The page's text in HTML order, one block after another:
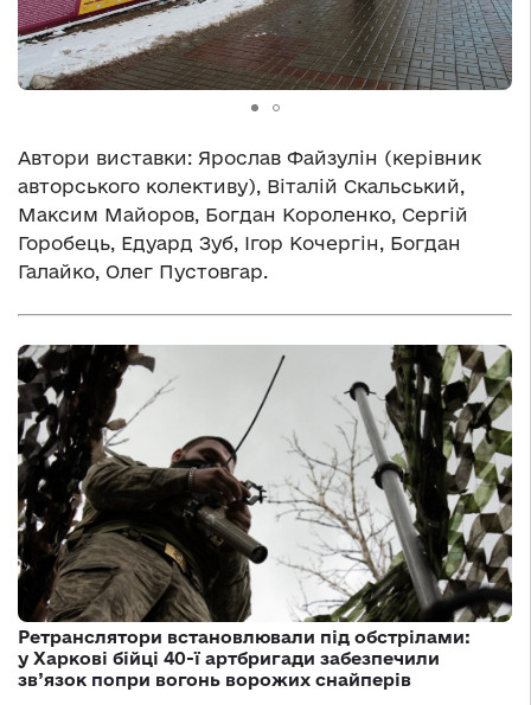
Автори виставки: Ярослав Файзулін (керівник
авторського колективу), Віталій Скальський,
Максим Майоров, Богдан Короленко, Сергій
Горобець, Едуард Зуб, Ігор Кочергін, Богдан
Галайко, Олег Пустовгар.
Ретранслятори встановлювали під обстрілами:
у Харкові бійці 40-ї артбригади забезпечили
зв’язок попри вогонь ворожих снайперів